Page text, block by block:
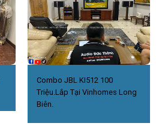
Combo JBL KI512 100
Triệu.Lắp Tại Vinhomes Long
Biên.